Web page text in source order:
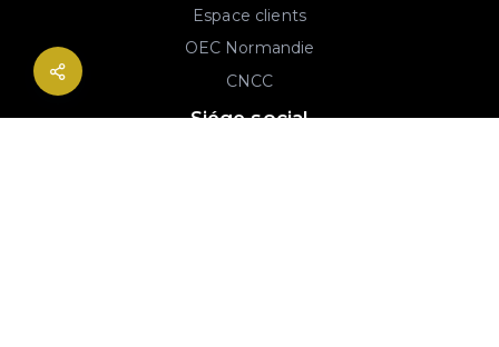
Espace clients
OEC Normandie
CNCC
Siége social